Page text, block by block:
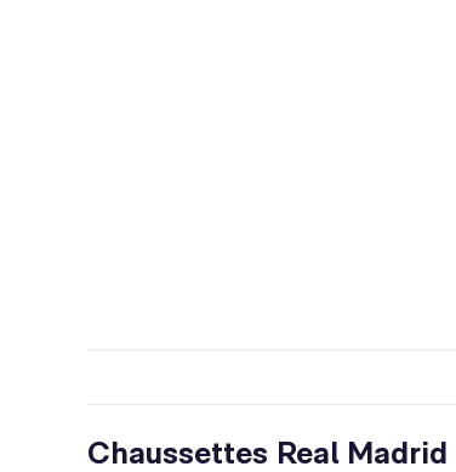
Chaussettes Real Madrid